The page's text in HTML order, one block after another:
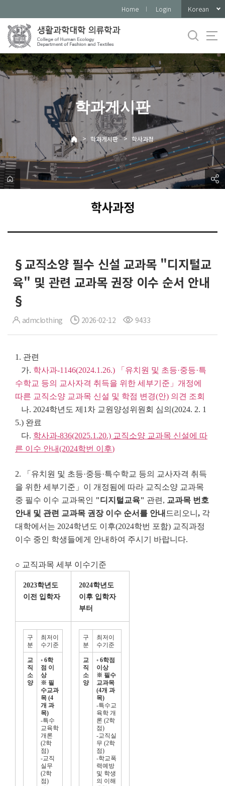
로
메
뉴
Home Login Korean
학과게시판
> 학과게시판 > 학사과정
학사과정
§교직소양 필수 신설 교과목 "디지털교
육" 및 관련 교과목 권장 이수 순서 안내
§
admclothing 2026-02-12 9433
1. 관련
가. 학사과-1146(2024.1.26.) 「유치원 및 초등·중등·특
수학교 등의 교사자격 취득을 위한 세부기준」개정에
따른 교직소양 교과목 신설 및 학점 변경(안) 의견 조회
나. 2024학년도 제1차 교원양성위원회 심의(2024. 2. 1
5.) 완료
다. 학사과-836(2025.1.20.) 교직소양 교과목 신설에 따
른 이수 안내(2024학번 이후)
2. 「유치원 및 초등·중등·특수학교 등의 교사자격 취득
을 위한 세부기준」이 개정됨에 따라 교직소양 교과목
중 필수 이수 교과목인 "디지털교육" 관련, 교과목 번호
안내 및 관련 교과목 권장 이수 순서를 안내 드리오니 , 각
대학에서는 2024학년도 이후(2024학번 포함) 교직과정
이수 중인 학생들에게 안내하여 주시기 바랍니다.
○ 교직과목 세부 이수기준
2023학년도
이전 입학자
2024학년도
이후 입학자
부터
구
분
최저이
수기준
교
직
소
양
◦ 6학
점 이
상
※ 필
수교과
목 (4
개 과
목)
-특수
교육학
개론
(2학
점)
-교직
실무
(2학
점)
구
분
최저이
수기준
교
직
소
양
◦ 6학점
이상
※ 필수
교과목
(4개 과
목)
-특수교
육학 개
론 (2학
점)
-교직실
무 (2학
점)
-학교폭
력예방
및 학생
의 이해